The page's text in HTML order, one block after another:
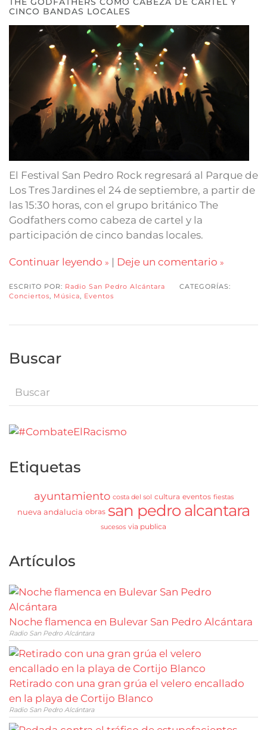
CINCO BANDAS LOCALES
El Festival San Pedro Rock regresará al Parque de
Los Tres Jardines el 24 de septiembre, a partir de
las 15:30 horas, con el grupo británico The
Godfathers como cabeza de cartel y la
participación de cinco bandas locales.
Continuar leyendo | Deje un comentario
ESCRITO POR: Radio San Pedro Alcántara
CATEGORÍAS:
Conciertos
Música Eventos
Buscar
Etiquetas
ayuntamiento costa del sol cultura eventos fiestas
nueva andalucia obras san pedro alcantara
sucesos via publica
Artículos
Noche flamenca en Bulevar San Pedro Alcántara
Radio San Pedro Alcántara
Retirado con una gran grúa el velero encallado
en la playa de Cortijo Blanco
Radio San Pedro Alcántara